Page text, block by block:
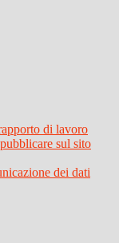
di lavoro
sul sito
dei dati